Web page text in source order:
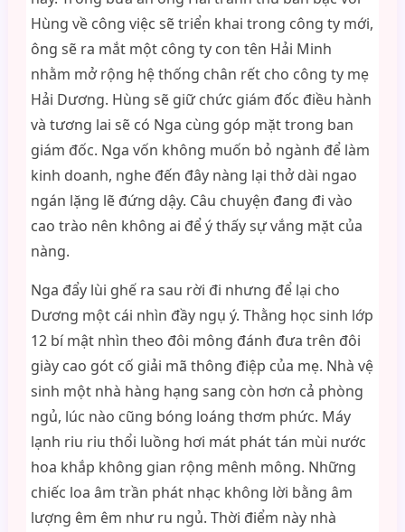
Hùng về công việc sẽ triển khai trong công ty mới,
ông sẽ ra mắt một công ty con tên Hải Minh
nhằm mở rộng hệ thống chân rết cho công ty mẹ
Hải Dương. Hùng sẽ giữ chức giám đốc điều hành
và tương lai sẽ có Nga cùng góp mặt trong ban
giám đốc. Nga vốn không muốn bỏ ngành để làm
kinh doanh, nghe đến đây nàng lại thở dài ngao
ngán lặng lẽ đứng dậy. Câu chuyện đang đi vào
cao trào nên không ai để ý thấy sự vắng mặt của
nàng.
Nga đẩy lùi ghế ra sau rời đi nhưng để lại cho
Dương một cái nhìn đầy ngụ ý. Thằng học sinh lớp
12 bí mật nhìn theo đôi mông đánh đưa trên đôi
giày cao gót cố giải mã thông điệp của mẹ. Nhà vệ
sinh một nhà hàng hạng sang còn hơn cả phòng
ngủ, lúc nào cũng bóng loáng thơm phức. Máy
lạnh riu riu thổi luồng hơi mát phát tán mùi nước
hoa khắp không gian rộng mênh mông. Những
chiếc loa âm trần phát nhạc không lời bằng âm
lượng êm êm như ru ngủ. Thời điểm này nhà